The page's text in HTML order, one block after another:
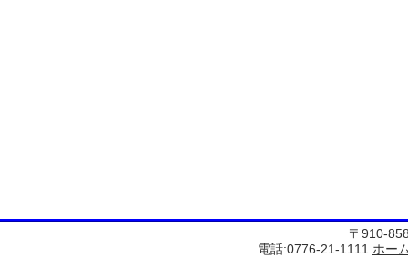
〒910-
電話:0776-21-1111 ホー